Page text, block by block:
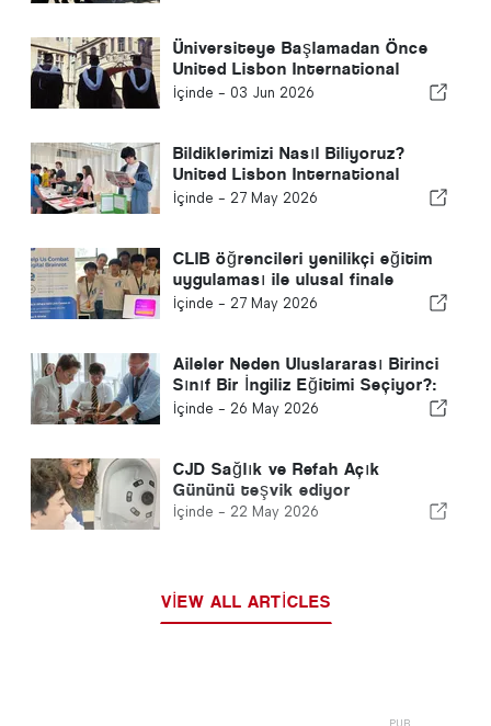
Üniversiteye Başlamadan Önce
United Lisbon International
School Rehberlik Danışmanından
İçinde - 03 Jun 2026
Bildiklerimizi Nasıl Biliyoruz?
United Lisbon International
School Yıllık TOK Fuarına Ev
İçinde - 27 May 2026
CLIB öğrencileri yenilikçi eğitim
uygulaması ile ulusal finale
ulaştı
İçinde - 27 May 2026
Aileler Neden Uluslararası Birinci
Sınıf Bir İngiliz Eğitimi Seçiyor?:
5 Temel Sebep
İçinde - 26 May 2026
CJD Sağlık ve Refah Açık
Gününü teşvik ediyor
İçinde - 22 May 2026
VIEW ALL ARTICLES